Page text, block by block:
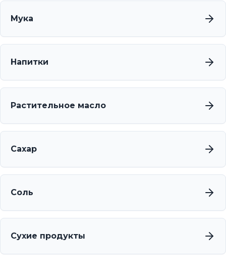
Мука
Напитки
Растительное масло
Сахар
Соль
Сухие продукты